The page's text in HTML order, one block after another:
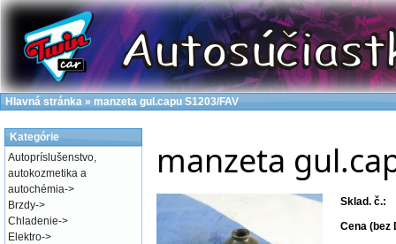
manzeta
Sklad. č.:
Cena (bez
Kategórie
Autopríslušenstvo,
autokozmetika a
autochémia->
Brzdy->
Chladenie->
Elektro->
Hlavná stránka » manzeta gul.capu S1203/FAV